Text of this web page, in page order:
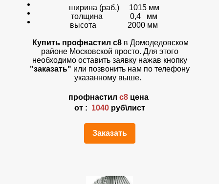
ширина (раб.) 1015 мм
толщина 0,4 мм
высота 2000 мм
Купить профнастил с8 в Домодедовском
районе Московской просто. Для этого
необходимо оставить заявку нажав кнопку
"заказать" или позвонить нам по телефону
указанному выше.
профнастил с8 цена
от : 1040руб\лист
Заказать